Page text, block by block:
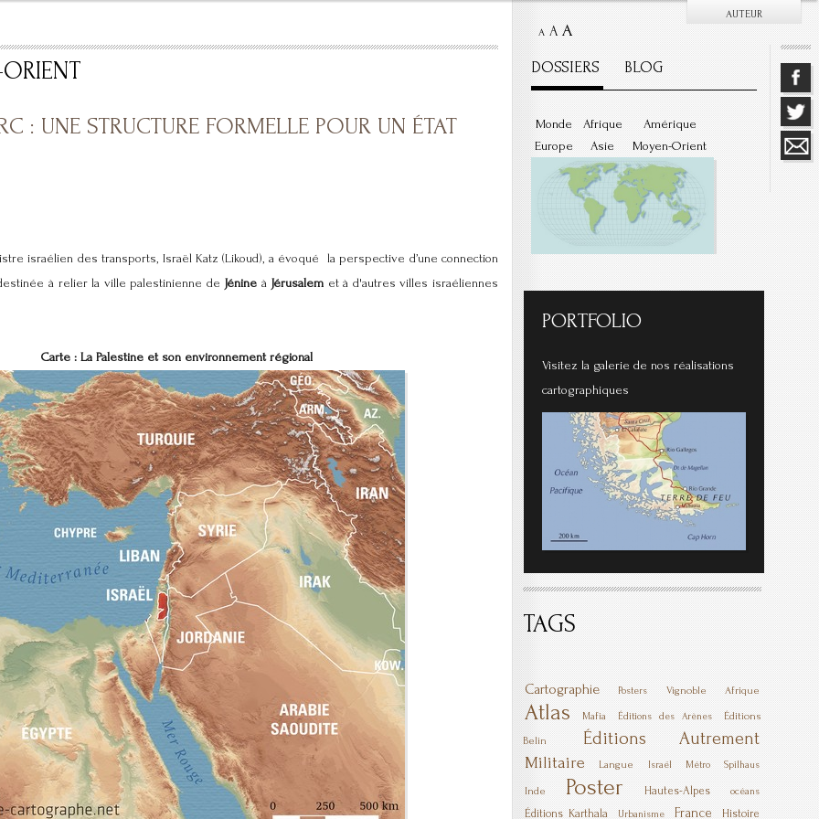
AUTEUR
: UNE STRUCTURE FORMELLE POUR UN ÉTAT
israélien des transports, Israël Katz (Likoud), a évoqué la perspective d’une connection
à relier la ville palestinienne de Jénine à Jérusalem et à d'autres villes israéliennes
Carte : La Palestine et son environnement régional
A A A
DOSSIERS BLOG
Monde
Europe
Afrique
Asie
Amérique
Moyen-Orient
PORTFOLIO
Visitez la galerie de nos réalisations
cartographiques
TAGS
Cartographie Posters Vignoble Afrique
Atlas Mafia Éditions des Arènes Éditions
Belin Éditions Autrement
Militaire Langue Israël Métro Spilhaus
Inde Poster Hautes-Alpes océans
Éditions Karthala Urbanisme France Histoire